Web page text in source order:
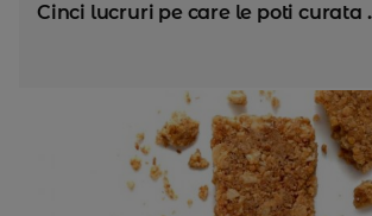
Cinci lucruri pe care le poti curata